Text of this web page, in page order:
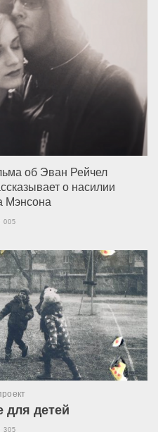
об Эван Рейчел
о насилии
Мэнсона
005
для детей
305